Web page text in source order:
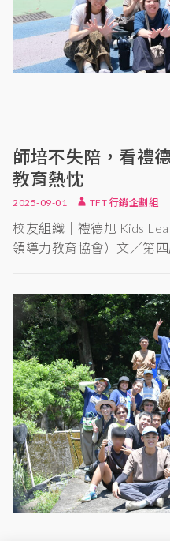
師培不失陪，看禮
教育熱忱
2025-09-01 TFT 行銷企劃組
校友組織｜禮德旭 Kids
領導力教育協會）文／第